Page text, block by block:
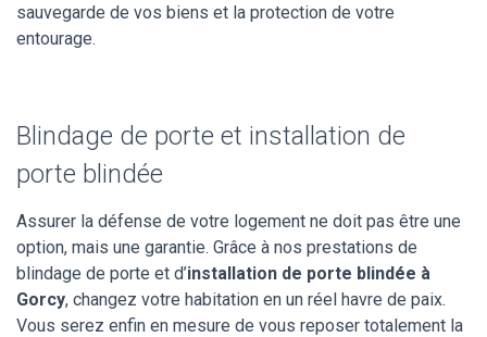
sauvegarde de vos biens et la protection de votre
entourage.
Blindage de porte et installation de
porte blindée
Assurer la défense de votre logement ne doit pas être une
option, mais une garantie. Grâce à nos prestations de
blindage de porte et d’installation de porte blindée à
Gorcy, changez votre habitation en un réel havre de paix.
Vous serez enfin en mesure de vous reposer totalement la